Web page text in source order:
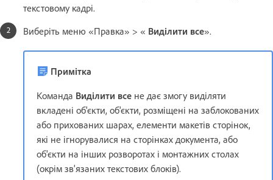
текстовому кадрі.
Виберіть меню «Правка» > « Виділити все».
Примітка
Команда Виділити все не дає змогу виділяти
вкладені об'єкти, об'єкти, розміщені на заблокованих
або прихованих шарах, елементи макетів сторінок,
які не ігнорувалися на сторінках документа, або
об'єкти на інших розворотах і монтажних столах
(окрім зв'язаних текстових блоків).